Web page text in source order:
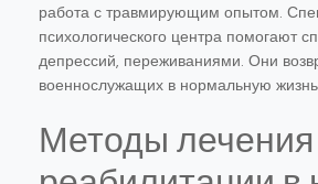
работа с травмирующим опытом.
психологического центра помогают
депрессий, переживаниями. Они
военнослужащих в нормальную
Методы